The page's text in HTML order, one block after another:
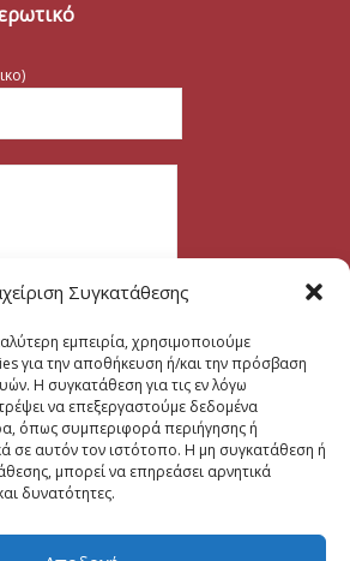
Συγκατάθεσης
εμπειρία, χρησιμοποιούμε
για την αποθήκευση ή/και την πρόσβαση
Η συγκατάθεση για τις εν λόγω
να επεξεργαστούμε δεδομένα
όπως συμπεριφορά περιήγησης ή
σε αυτόν τον ιστότοπο. Η μη συγκατάθεση ή
μπορεί να επηρεάσει αρνητικά
δυνατότητες.